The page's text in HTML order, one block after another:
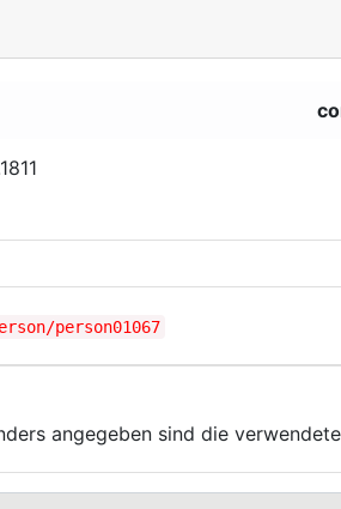
person01067
angegeben sind die